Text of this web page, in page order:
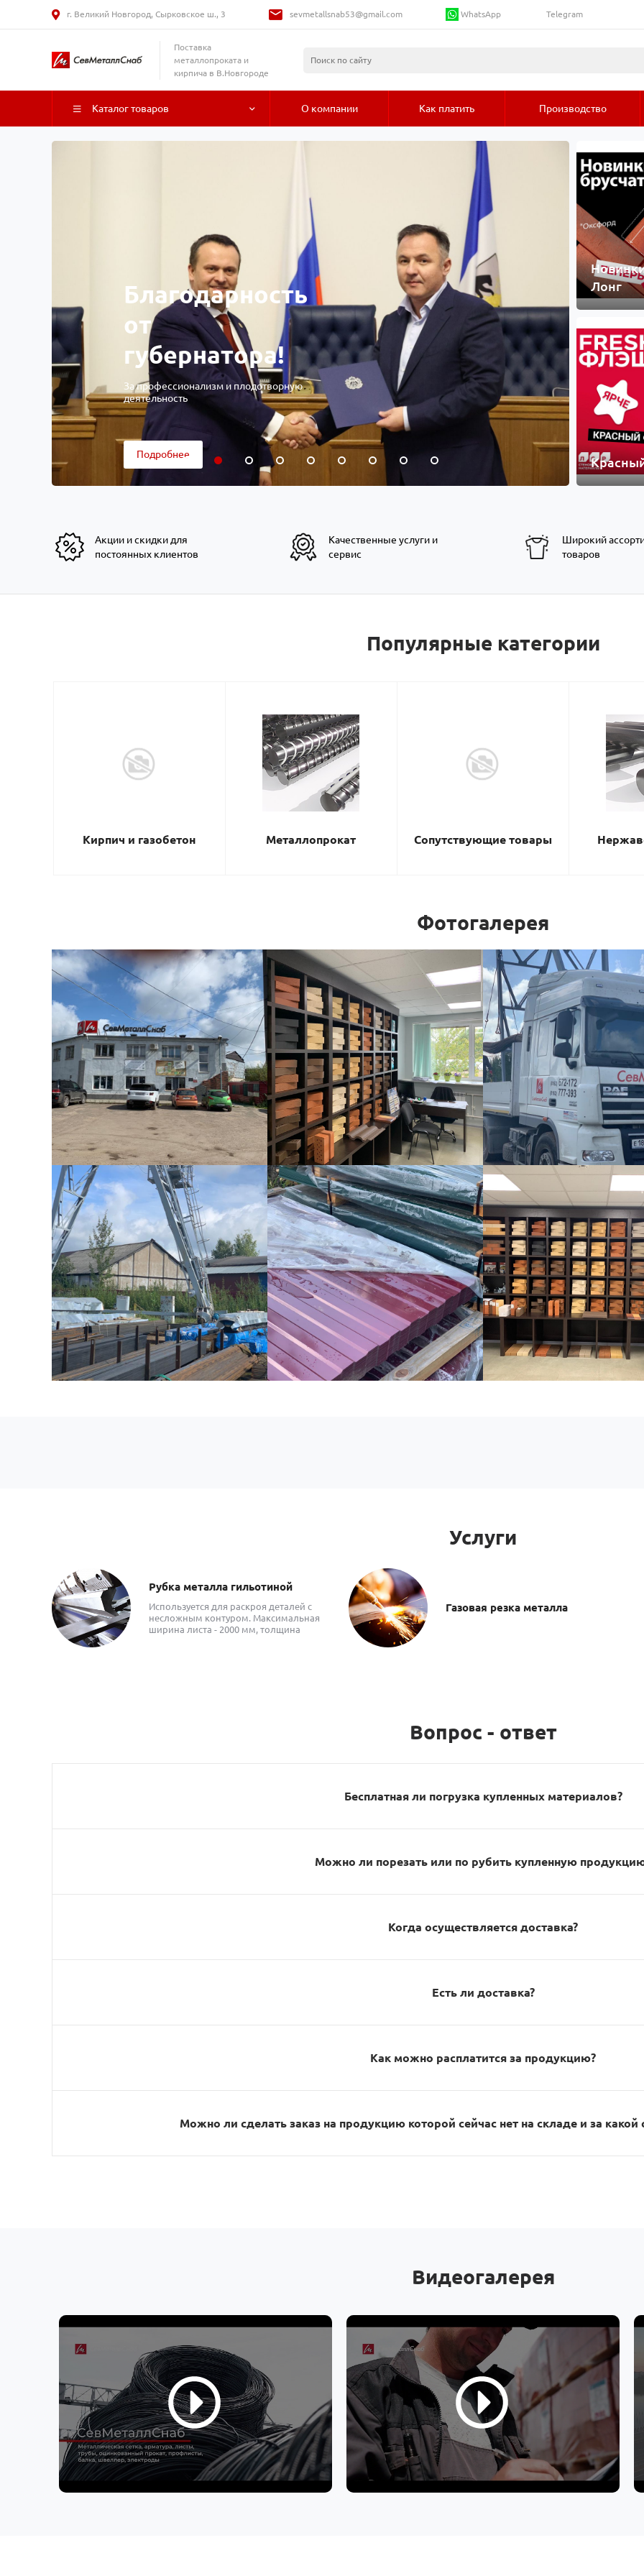
г. Великий Новгород, Сырковское ш., 3 sevmetallsnab53@gmail.com WhatsApp Telegram
Поставка
металлопроката и
кирпича в В.Новгороде
Каталог товаров О компании Как платить Производство
Благодарность
от
губернатора!
За профессионализм и плодотворную
деятельность
Подробнее
Лонг
Акции и скидки для
постоянных клиентов
Качественные услуги и
сервис
Широкий
товаров
Популярные категории
Кирпич и газобетон Металлопрокат Сопутствующие товары
Фотогалерея
Услуги
Рубка металла гильотиной
Используется для раскроя деталей с
несложным контуром. Максимальная
ширина листа - 2000 мм, толщина
Газовая резка металла
Вопрос - ответ
Бесплатная ли погрузка купленных материалов?
Можно ли порезать или по рубить купленную
Когда осуществляется доставка?
Есть ли доставка?
Как можно расплатится за продукцию?
Можно ли сделать заказ на продукцию которой сейчас нет на складе и за
Видеогалерея